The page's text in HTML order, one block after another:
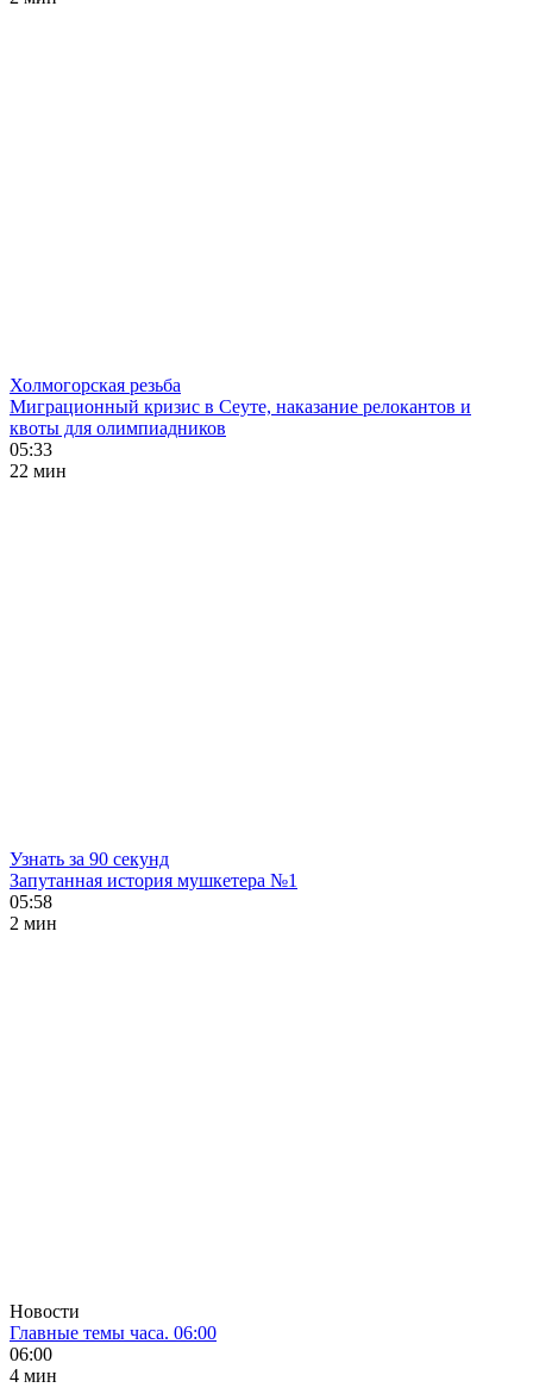
Холмогорская резьба
Миграционный кризис в Сеуте, наказание релокантов и
квоты для олимпиадников
05:33
22 мин
Узнать за 90 секунд
Запутанная история мушкетера №1
05:58
2 мин
Новости
Главные темы часа. 06:00
06:00
4 мин